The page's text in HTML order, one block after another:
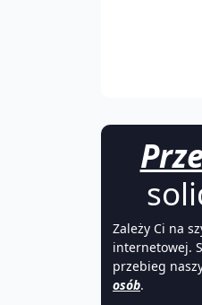
Zależy Ci na
internetowej.
przebieg
osób.